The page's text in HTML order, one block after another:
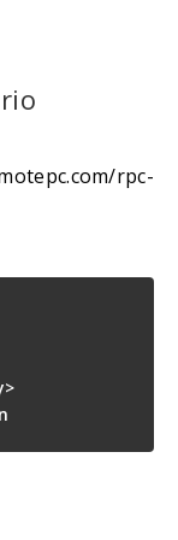
rpc-